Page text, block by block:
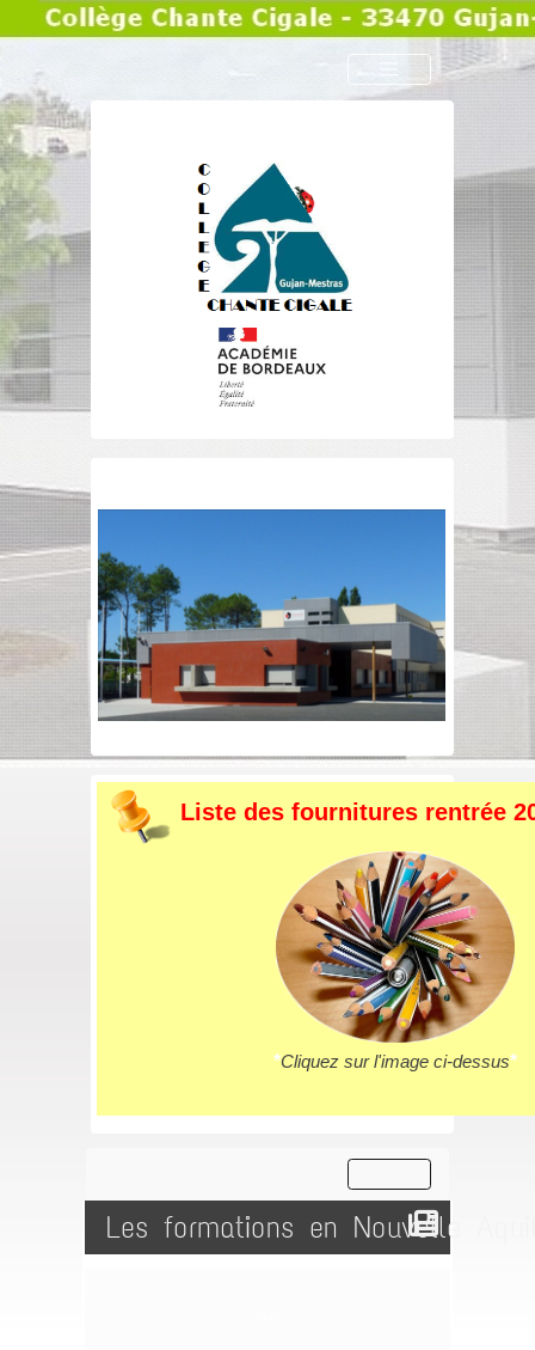
Liste des fournitures rentrée
*Cliquez sur l'image ci-dessus*
Les formations en Nouvelle